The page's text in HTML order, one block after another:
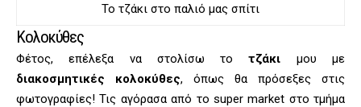
Το τζάκι στο παλιό μας σπίτι
Κολοκύθες
Φέτος, επέλεξα να στολίσω τοτζάκι μου με
διακοσμητικές κολοκύθες, όπως θα πρόσεξες στις
φωτογραφίες! Τις αγόρασα από το super market στο τμήμα